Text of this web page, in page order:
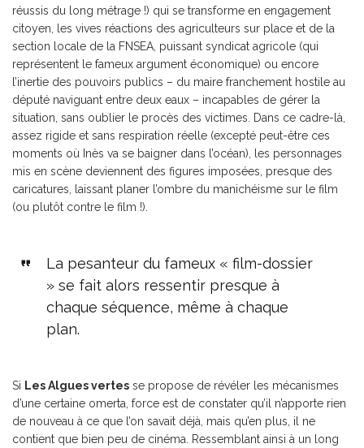
réussis du long métrage !) qui se transforme en engagement
citoyen, les vives réactions des agriculteurs sur place et de la
section locale de la FNSEA, puissant syndicat agricole (qui
représentent le fameux argument économique) ou encore
l’inertie des pouvoirs publics – du maire franchement hostile au
député naviguant entre deux eaux – incapables de gérer la
situation, sans oublier le procès des victimes. Dans ce cadre-là,
assez rigide et sans respiration réelle (excepté peut-être ces
moments où Inès va se baigner dans l’océan), les personnages
mis en scène deviennent des figures imposées, presque des
caricatures, laissant planer l’ombre du manichéisme sur le film
(ou plutôt contre le film !).
La pesanteur du fameux « film-dossier
» se fait alors ressentir presque à
chaque séquence, même à chaque
plan.
Si Les Algues vertes se propose de révéler les mécanismes
d’une certaine omerta, force est de constater qu’il n’apporte rien
de nouveau à ce que l’on savait déjà, mais qu’en plus, il ne
contient que bien peu de cinéma. Ressemblant ainsi à un long